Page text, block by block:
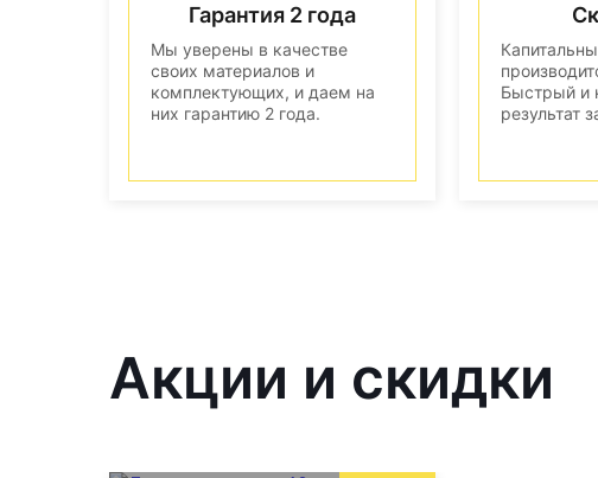
Гарантия 2 года
Мы уверены в качестве
своих материалов и
комплектующих, и даем на
них гарантию 2 года.
Быстрый и
результат
Акции и скидки